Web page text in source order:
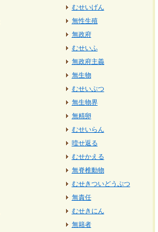
むせいげん
無性生殖
無政府
むせいふ
無政府主義
無生物
むせいぶつ
無生物界
無精卵
むせいらん
噎せ返る
むせかえる
無脊椎動物
むせきついどうぶつ
無責任
むせきにん
無籍者